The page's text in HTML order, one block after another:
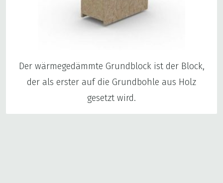
Der wärmegedämmte Grundblock ist der Block,
der als erster auf die Grundbohle aus Holz
gesetzt wird.